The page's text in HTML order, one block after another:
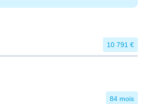
10 791 €
84 mois